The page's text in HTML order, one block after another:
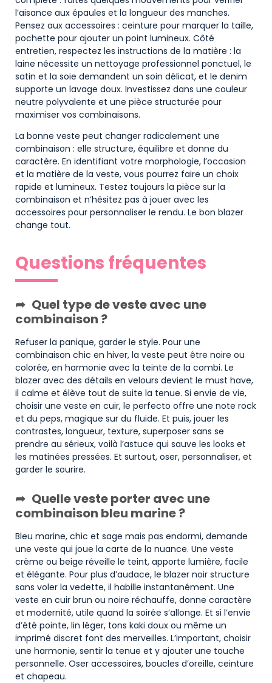
l’aisance aux épaules et la longueur des manches.
Pensez aux accessoires : ceinture pour marquer la taille,
pochette pour ajouter un point lumineux. Côté
entretien, respectez les instructions de la matière : la
laine nécessite un nettoyage professionnel ponctuel, le
satin et la soie demandent un soin délicat, et le denim
supporte un lavage doux. Investissez dans une couleur
neutre polyvalente et une pièce structurée pour
maximiser vos combinaisons.
La bonne veste peut changer radicalement une
combinaison : elle structure, équilibre et donne du
caractère. En identifiant votre morphologie, l’occasion
et la matière de la veste, vous pourrez faire un choix
rapide et lumineux. Testez toujours la pièce sur la
combinaison et n’hésitez pas à jouer avec les
accessoires pour personnaliser le rendu. Le bon blazer
change tout.
Questions fréquentes
Quel type de veste avec une
combinaison ?
Refuser la panique, garder le style. Pour une
combinaison chic en hiver, la veste peut être noire ou
colorée, en harmonie avec la teinte de la combi. Le
blazer avec des détails en velours devient le must have,
il calme et élève tout de suite la tenue. Si envie de vie,
choisir une veste en cuir, le perfecto offre une note rock
et du peps, magique sur du fluide. Et puis, jouer les
contrastes, longueur, texture, superposer sans se
prendre au sérieux, voilà l’astuce qui sauve les looks et
les matinées pressées. Et surtout, oser, personnaliser, et
garder le sourire.
Quelle veste porter avec une
combinaison bleu marine ?
Bleu marine, chic et sage mais pas endormi, demande
une veste qui joue la carte de la nuance. Une veste
crème ou beige réveille le teint, apporte lumière, facile
et élégante. Pour plus d’audace, le blazer noir structure
sans voler la vedette, il habille instantanément. Une
veste en cuir brun ou noire réchauffe, donne caractère
et modernité, utile quand la soirée s’allonge. Et si l’envie
d’été pointe, lin léger, tons kaki doux ou même un
imprimé discret font des merveilles. L’important, choisir
une harmonie, sentir la tenue et y ajouter une touche
personnelle. Oser accessoires, boucles d’oreille, ceinture
et chapeau.